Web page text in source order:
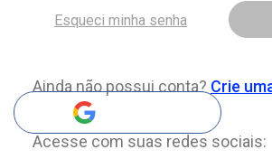
Esqueci minha senha
Ainda não possui conta? Crie
Acesse com suas redes sociais: